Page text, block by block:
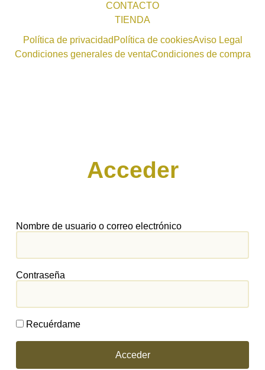
CONTACTO
TIENDA
Política de privacidad Política de cookiesAviso Legal
Condiciones generales de ventaCondiciones de compra
Acceder
Nombre de usuario o correo electrónico
Contraseña
Recuérdame
Acceder